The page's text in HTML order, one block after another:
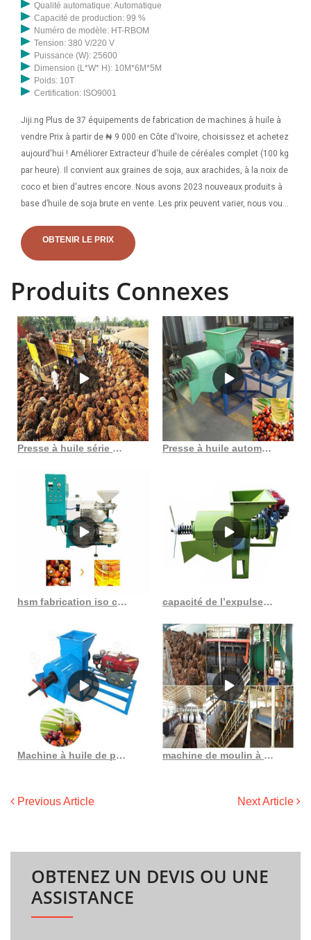
Qualité automatique: Automatique
Capacité de production: 99 %
Numéro de modèle: HT-RBOM
Tension: 380 V/220 V
Puissance (W): 25600
Dimension (L*W* H): 10M*6M*5M
Poids: 10T
Certification: ISO9001
Jiji.ng Plus de 37 équipements de fabrication de machines à huile à
vendre Prix à partir de ₦ 9 000 en Côte d'Ivoire, choisissez et achetez
aujourd'hui ! Améliorer Extracteur d'huile de céréales complet (100 kg
par heure). Il convient aux graines de soja, aux arachides, à la noix de
coco et bien d'autres encore. Nous avons 2023 nouveaux produits à
base d’huile de soja brute en vente. Les prix peuvent varier, nous vous
prix de l'huile de tournesol, le prix de l'huile comestible brute pour
comparer les prix avant de passer une commande, vous pourrez alors
OBTENIR LE PRIX
Produits Connexes
Presse à huile série modèle 6yl, presse à huile de soja, presse à huile de palmiste avec filtre Presse à huile automatique, prix de gros, palmiers, canola pressé, grande liste
hsm fabrication iso ce grains presse à huile de palme usine d’extraction d’huile capacité de l’expulseur automatique d’huile de palme : 15-18 t/j vk en Côte d’Ivoire
Machine à huile de palme pressée à froid Huile de palme pressée à froid au Cameroun machine de moulin à huile de palme en Côte d’Ivoire
Previous Article Next Article
OBTENEZ UN DEVIS OU UNE
ASSISTANCE